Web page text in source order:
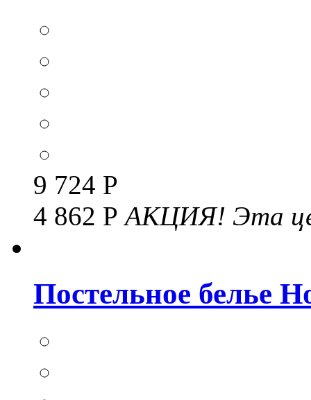
9 724 Р
4 862 РАКЦИЯ! Эта
Постельное белье